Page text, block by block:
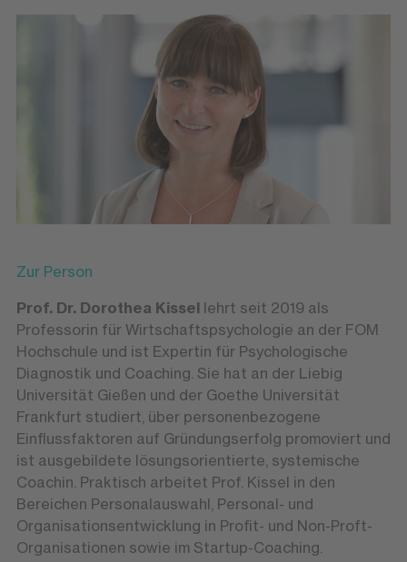
Zur Person
Prof. Dr. Dorothea Kissellehrt seit 2019 als
Professorin für Wirtschaftspsychologie an der FOM
Hochschule und ist Expertin für Psychologische
Diagnostik und Coaching. Sie hat an der Liebig
Universität Gießen und der Goethe Universität
Frankfurt studiert, über personenbezogene
Einflussfaktoren auf Gründungserfolg promoviert und
ist ausgebildete lösungsorientierte, systemische
Coachin. Praktisch arbeitet Prof. Kissel in den
Bereichen Personalauswahl, Personal- und
Organisationsentwicklung in Profit- und Non-Proft-
Organisationen sowie im Startup-Coaching.